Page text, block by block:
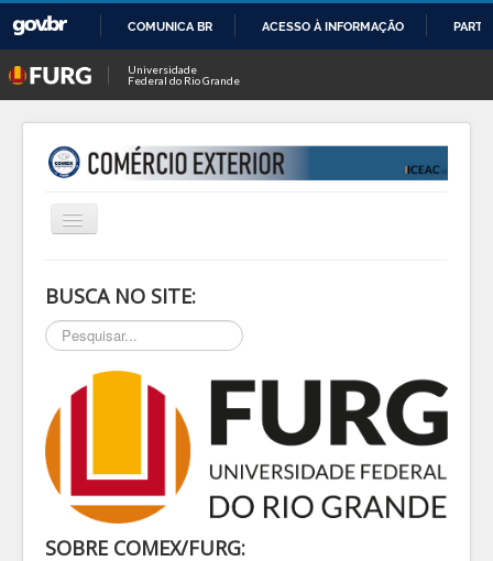
O
CONTEÚDO
COMUNICA BR ACESSO À INFORMAÇÃO
Universidade
Federal do Rio Grande
Alternar
Navegação
SOBRE
NOTÍCIAS
PESQ & EXTEN
SECRETARIA
BUSCA NO SITE:
Pesquisar...
SOBRE COMEX/FURG: